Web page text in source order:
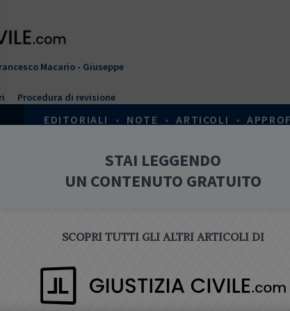
STAI LEGGENDO
UN CONTENUTO GRATUITO
SCOPRI TUTTI GLI ALTRI ARTICOLI DI
Macario - Giuseppe
Procedura di revisione
EDITORIALI • NOTE • ARTICOLI •
u
s
q
i
Crisi d'impresa›Approfondimenti
APPROFONDIMENTI
L'insolvenza nel “codice della